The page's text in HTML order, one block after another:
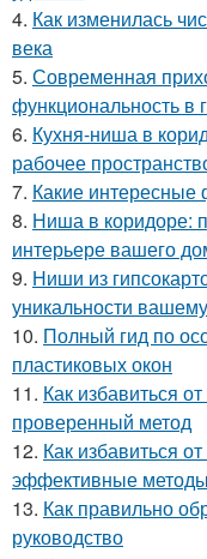
4. Как изменилась
века
5. Современная
функциональность в
6. Кухня-ниша в
рабочее
7. Какие
8. Ниша в коридоре:
интерьере вашего
9. Ниши из
уникальности
10. Полный гид по
пластиковых окон
11. Как избавиться
проверенный метод
12. Как избавиться
эффективные методы
13. Как правильно
руководство